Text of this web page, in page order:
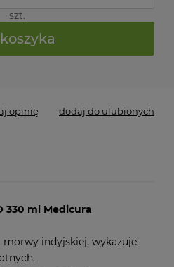
szt.
opinię dodaj do ulubionych
330 ml Medicura
morwy indyjskiej, wykazuje